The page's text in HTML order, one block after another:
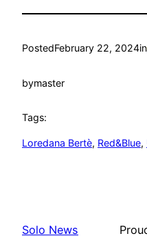
PostedFebruary 22, 2024in
bymaster
Tags:
Loredana Bertè, Red&Blue,
Solo News